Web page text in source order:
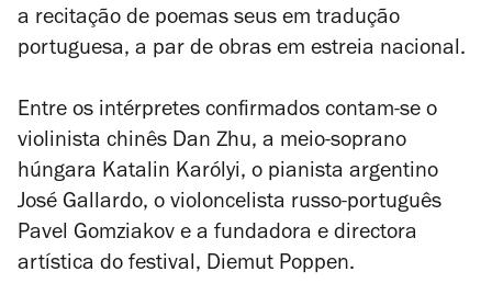
a recitação de poemas seus em tradução
portuguesa, a par de obras em estreia nacional.
Entre os intérpretes confirmados contam-se o
violinista chinês Dan Zhu, a meio-soprano
húngara Katalin Karólyi, o pianista argentino
José Gallardo, o violoncelista russo-português
Pavel Gomziakov e a fundadora e directora
artística do festival, Diemut Poppen.